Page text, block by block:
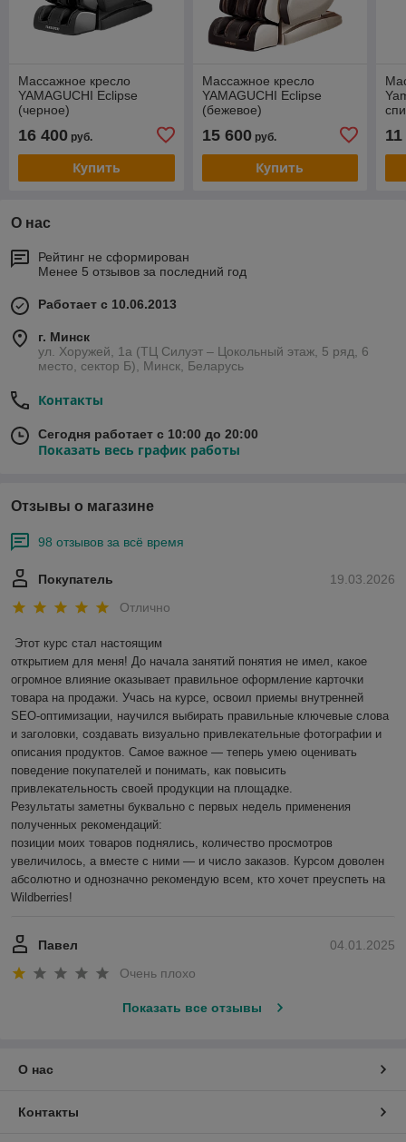
Массажное кресло
YAMAGUCHI Eclipse
(черное)
16 400 руб.
Купить
Массажное кресло
YAMAGUCHI Eclipse
(бежевое)
15 600руб.
Купить
О нас
Рейтинг не сформирован
Менее 5 отзывов за последний год
Работает с 10.06.2013
г. Минск
ул. Хоружей, 1а (ТЦ Силуэт – Цокольный этаж, 5 ряд, 6
место, сектор Б), Минск, Беларусь
Контакты
Сегодня работает с 10:00 до 20:00
Показать весь график работы
Отзывы о магазине
98 отзывов за всё время
19.03.2026
Покупатель
Отлично
Этот курс стал настоящим
открытием для меня! До начала занятий понятия не имел, какое
огромное влияние оказывает правильное оформление карточки
товара на продажи. Учась на курсе, освоил приемы внутренней
SEO-оптимизации, научился выбирать правильные ключевые слова
и заголовки, создавать визуально привлекательные фотографии и
описания продуктов. Самое важное — теперь умею оценивать
поведение покупателей и понимать, как повысить
привлекательность своей продукции на площадке.
Результаты заметны буквально с первых недель применения
полученных рекомендаций:
позиции моих товаров поднялись, количество просмотров
увеличилось, а вместе с ними — и число заказов. Курсом доволен
абсолютно и однозначно рекомендую всем, кто хочет преуспеть на
Wildberries!
04.01.2025
Павел
Очень плохо
Показать все отзывы
О нас
Контакты